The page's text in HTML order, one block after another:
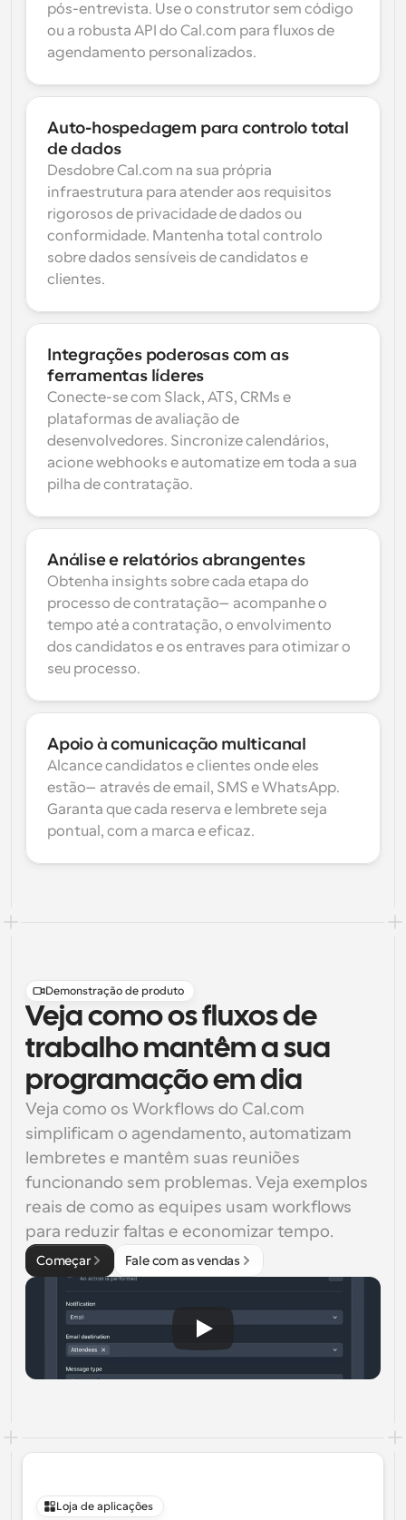
pós-entrevista. Use o construtor sem código
ou a robusta API do Cal.com para fluxos de
agendamento personalizados.
Auto-hospedagem para controlo total
de dados
Desdobre Cal.com na sua própria
infraestrutura para atender aos requisitos
rigorosos de privacidade de dados ou
conformidade. Mantenha total controlo
sobre dados sensíveis de candidatos e
clientes.
Integrações poderosas com as
ferramentas líderes
Conecte-se com Slack, ATS, CRMs e
plataformas de avaliação de
desenvolvedores. Sincronize calendários,
acione webhooks e automatize em toda a sua
pilha de contratação.
Análise e relatórios abrangentes
Obtenha insights sobre cada etapa do
processo de contratação—acompanhe o
tempo até a contratação, o envolvimento
dos candidatos e os entraves para otimizar o
seu processo.
Apoio à comunicação multicanal
Alcance candidatos e clientes onde eles
estão—através de email, SMS e WhatsApp.
Garanta que cada reserva e lembrete seja
pontual, com a marca e eficaz.
Demonstração de produto
Veja como os fluxos de
trabalho mantêm a sua
programação em dia
Veja como os Workflows do Cal.com
simplificam o agendamento, automatizam
lembretes e mantêm suas reuniões
funcionando sem problemas. Veja exemplos
reais de como as equipes usam workflows
para reduzir faltas e economizar tempo.
Começar Fale com as vendas
Loja de aplicações